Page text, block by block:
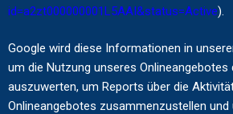
id=a2zt000000001L5AAI&status=Active).
Google wird diese Informationen in
um die Nutzung unseres Onlineangebotes
auszuwerten, um Reports über die
Onlineangebotes zusammenzustellen